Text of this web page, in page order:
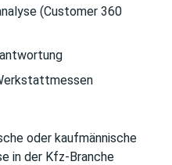
(Customer 360
oder kaufmännische
in der Kfz-Branche